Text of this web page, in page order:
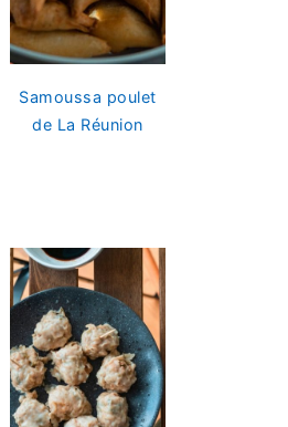
Samoussa poulet
de La Réunion